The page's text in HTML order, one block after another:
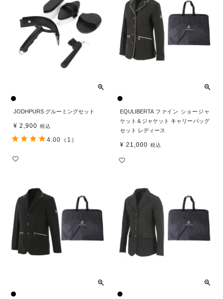
JODHPURS グルーミングセット
¥ 2,900 税込
4.00 （1）
EQULIBERTA ファイン ショージャ
ケット＆ジャケット キャリーバッグ
セット レディース
¥ 21,000 税込